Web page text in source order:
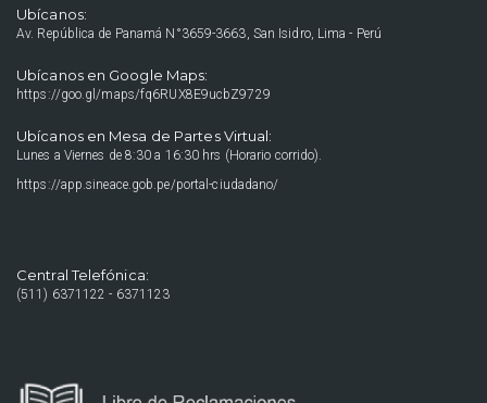
Ubícanos:
Av. República de Panamá N°3659-3663, San Isidro, Lima - Perú
Ubícanos en Google Maps:
https://goo.gl/maps/fq6RUX8E9ucbZ9729
Ubícanos en Mesa de Partes Virtual:
Lunes a Viernes de 8:30 a 16:30 hrs (Horario corrido).
https://app.sineace.gob.pe/portal-ciudadano/
Central Telefónica:
(511) 6371122 - 6371123